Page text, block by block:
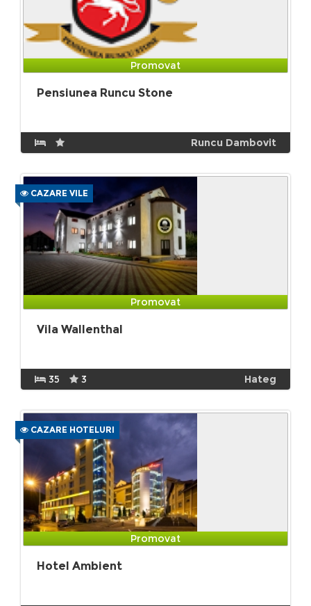
Promovat
Pensiunea Runcu Stone
Runcu Dambovit
CAZARE VILE
Promovat
Vila Wallenthal
35 3 Hateg
CAZARE HOTELURI
Promovat
Hotel Ambient